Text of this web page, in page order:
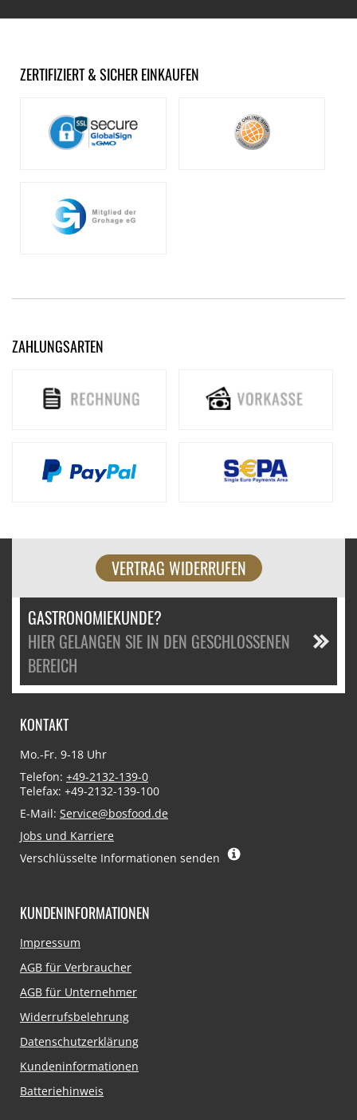
ZERTIFIZIERT & SICHER EINKAUFEN
ZAHLUNGSARTEN
VERTRAG WIDERRUFEN
GASTRONOMIEKUNDE?
HIER GELANGEN SIE IN DEN GESCHLOSSENEN
BEREICH
KONTAKT
Mo.-Fr. 9-18 Uhr
Telefon: +49-2132-139-0
Telefax: +49-2132-139-100
E-Mail: Service@bosfood.de
Jobs und Karriere
Verschlüsselte Informationen senden
KUNDENINFORMATIONEN
Navigation
Impressum
AGB für Verbraucher
AGB für Unternehmer
Widerrufsbelehrung
Datenschutzerklärung
Kundeninformationen
Batteriehinweis